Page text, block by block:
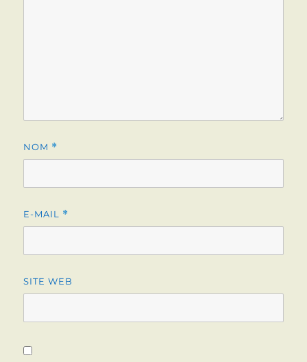
NOM *
E-MAIL *
SITE WEB